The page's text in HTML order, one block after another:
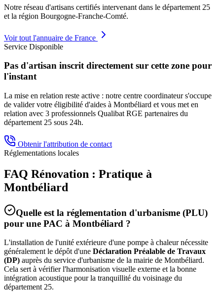
Notre réseau d'artisans certifiés intervenant dans le département 25
et la région Bourgogne-Franche-Comté.
Voir tout l'annuaire de France
Service Disponible
Pas d'artisan inscrit directement sur cette zone pour
l'instant
La mise en relation reste active : notre centre coordinateur s'occupe
de valider votre éligibilité d'aides à Montbéliard et vous met en
relation avec 3 professionnels Qualibat RGE partenaires du
département 25 sous 24h.
Obtenir l'attribution de contact
Réglementations locales
FAQ Rénovation : Pratique à
Montbéliard
Quelle est la réglementation d'urbanisme (PLU)
pour une PAC à Montbéliard ?
L'installation de l'unité extérieure d'une pompe à chaleur nécessite
généralement le dépôt d'une Déclaration Préalable de Travaux
(DP) auprès du service d'urbanisme de la mairie de Montbéliard.
Cela sert à vérifier l'harmonisation visuelle externe et la bonne
intégration acoustique pour la tranquillité du voisinage du
département25.